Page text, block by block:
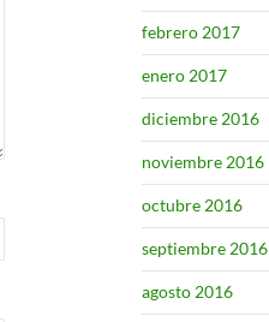
febrero 2017
enero 2017
diciembre 2016
noviembre 2016
octubre 2016
septiembre 2016
agosto 2016